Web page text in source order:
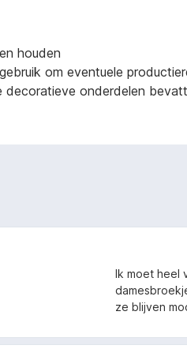
houden
om eventuele
onderdelen
Ik moet heel
ze blijven